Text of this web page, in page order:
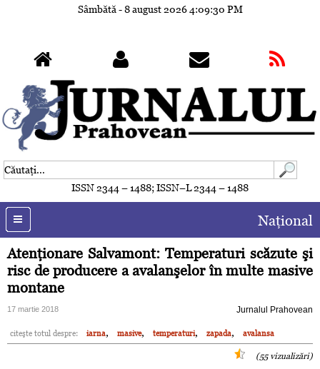
Sâmbătă - 8 august 20264:09:32 PM
ISSN 2344 – 1488; ISSN–L 2344 – 1488
Naţional
Atenţionare Salvamont: Temperaturi scăzute şi
risc de producere a avalanşelor în multe masive
montane
17 martie 2018 Jurnalul Prahovean
citeşte totul despre: iarna, masive, temperaturi, zapada, avalansa
(55 vizualizări)